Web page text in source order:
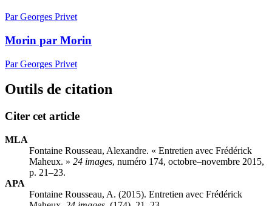
Par Georges Privet
Morin par Morin
Par Georges Privet
Outils de citation
Citer cet article
MLA
Fontaine Rousseau, Alexandre. « Entretien avec Frédérick
Maheux. » 24 images, numéro 174, octobre–novembre 2015,
p. 21–23.
APA
Fontaine Rousseau, A. (2015). Entretien avec Frédérick